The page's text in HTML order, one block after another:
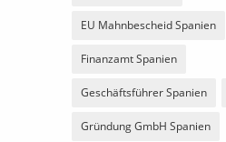
EU Mahnbescheid Spanien
Finanzamt Spanien
Geschäftsführer Spanien
Gründung GmbH Spanien